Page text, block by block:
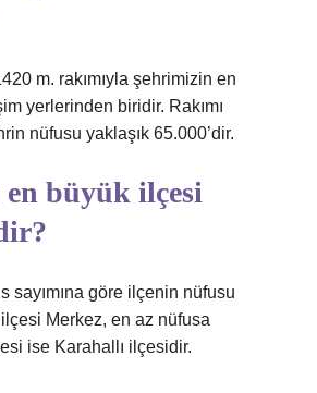
m. rakımıyla şehrimizin en
yerlerinden biridir. Rakımı
nüfusu yaklaşık 65.000’dir.
en büyük ilçesi
sayımına göre ilçenin nüfusu
Merkez, en az nüfusa
ise Karahallı ilçesidir.